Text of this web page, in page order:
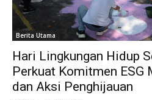
Berita Utama
Hari Lingkungan Hidup
Perkuat Komitmen ESG
dan Aksi Penghijauan